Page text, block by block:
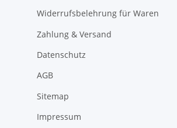
Widerrufsbelehrung für Waren
Zahlung & Versand
Datenschutz
AGB
Sitemap
Impressum